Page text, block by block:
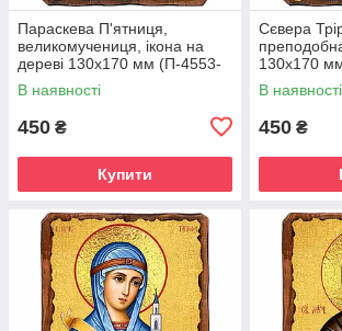
Параскева П'ятниця,
великомучениця, ікона на
дереві 130х170 мм (П-4553-
1)
В наявності
450 ₴
Купити
Сєвера
130х170
В наявності
450 ₴